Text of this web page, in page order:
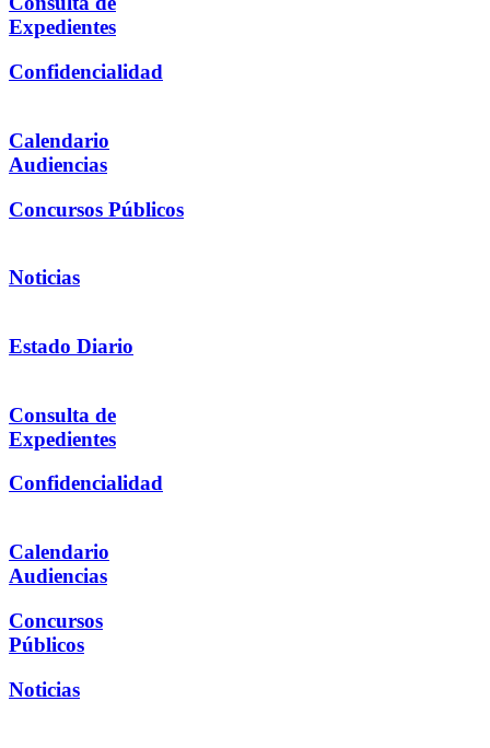
Expedientes
Confidencialidad
Calendario
Audiencias
Concursos Públicos
Noticias
Estado Diario
Consulta de
Expedientes
Confidencialidad
Calendario
Audiencias
Concursos
Públicos
Noticias